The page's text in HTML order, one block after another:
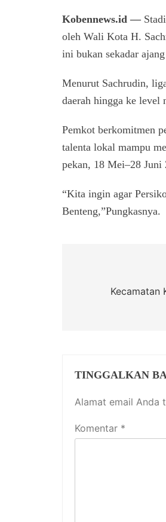
Kobennews.id —
oleh Wali Kota H.
ini bukan sekadar
Menurut Sachrudin,
daerah hingga ke level
Pemkot berkomitmen
talenta lokal mampu
pekan, 18 Mei–28 Juni
“Kita ingin agar
Benteng,”Pungkasnya.
Kecamatan
TINGGALKAN
Alamat email Anda
Komentar *